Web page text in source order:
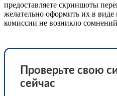
предоставляете скриншоты
желательно оформить их в виде
комиссии не возникло
Проверьте свою
сейчас